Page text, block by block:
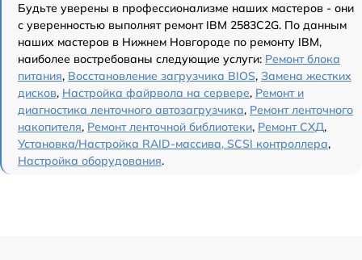
Будьте уверены в профессионализме наших мастеров - они
с уверенностью выполнят ремонт IBM 2583C2G. По данным
наших мастеров в Нижнем Новгороде по ремонту IBM,
наиболее востребованы следующие услуги: Ремонт блока
питания, Восстановление загрузчика BIOS, Замена жестких
дисков, Настройка файрвола на сервере, Ремонт и
диагностика ленточного автозагрузчика, Ремонт ленточного
накопителя, Ремонт ленточной библиотеки, Ремонт СХД,
Установка/Настройка RAID-массива, SCSI контроллера,
Настройка оборудования.